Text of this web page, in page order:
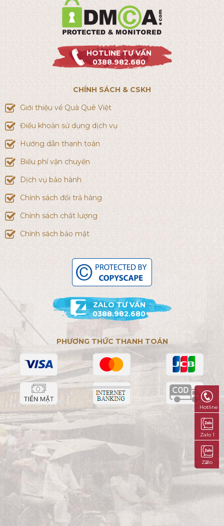
HOTLINE TƯ VẤN
0388.982.680
CHÍNH SÁCH & CSKH
Giới thiệu về Quà Quê Việt
Điều khoản sử dụng dịch vụ
Hướng dẫn thanh toán
Biểu phí vận chuyển
Dịch vụ bảo hành
Chính sách đổi trả hàng
Chính sách chất lượng
Chính sách bảo mật
ZALO TƯ VẤN
0388.982.680
PHƯƠNG THỨC THANH TOÁN
Hotline
Zalo 1
Zalo 2